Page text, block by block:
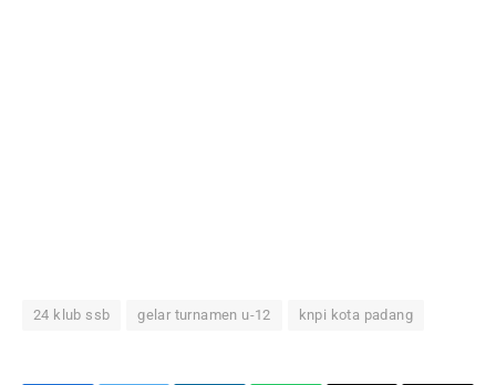
24 klub ssb gelar turnamen u-12 knpi kota padang